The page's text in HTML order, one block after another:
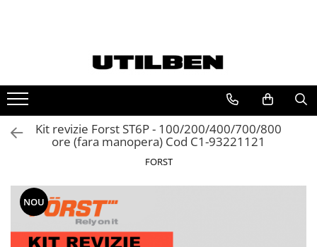
Ulei transmisie JCB
Ulei hidraulic JCB
Ulei punte JCB
FILTRU AER JCB
FILTRU HIDRAULIC JCB
FILTRU COMBUSTIBIL JCB
Kit revizie Forst ST6P - 100/200/400/700/800
ore (fara manopera) Cod C1-93221121
FORST
NOU